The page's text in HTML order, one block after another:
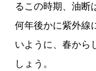
るこの時期、油断
何年後かに紫外線
いように、春から
しょう。